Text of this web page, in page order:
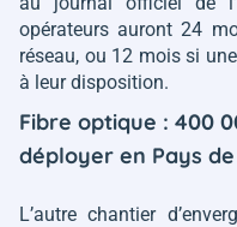
opérateurs auront 24
réseau, ou 12 mois si
à leur disposition.
Fibre optique : 400
déployer en Pays
L’autre chantier